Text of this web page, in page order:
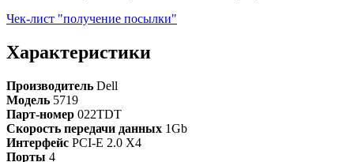
Чек-лист "получение посылки"
Характеристики
Производитель Dell
Модель 5719
Парт-номер 022TDT
Скорость передачи данных 1Gb
Интерфейс PCI-E 2.0 X4
Порты 4